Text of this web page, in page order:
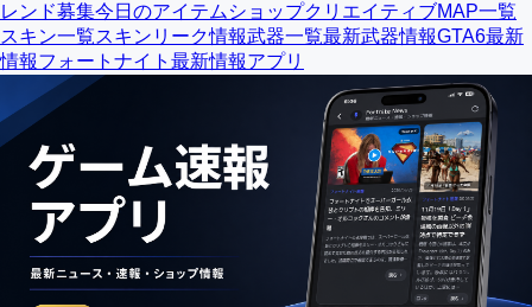
レンド募集今日のアイテムショップクリエイティブMAP一覧
スキン一覧スキンリーク情報武器一覧最新武器情報GTA6最新
情報フォートナイト最新情報アプリ